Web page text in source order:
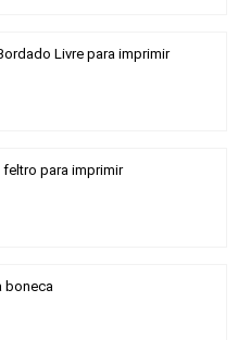
Livre para imprimir
para imprimir
boneca